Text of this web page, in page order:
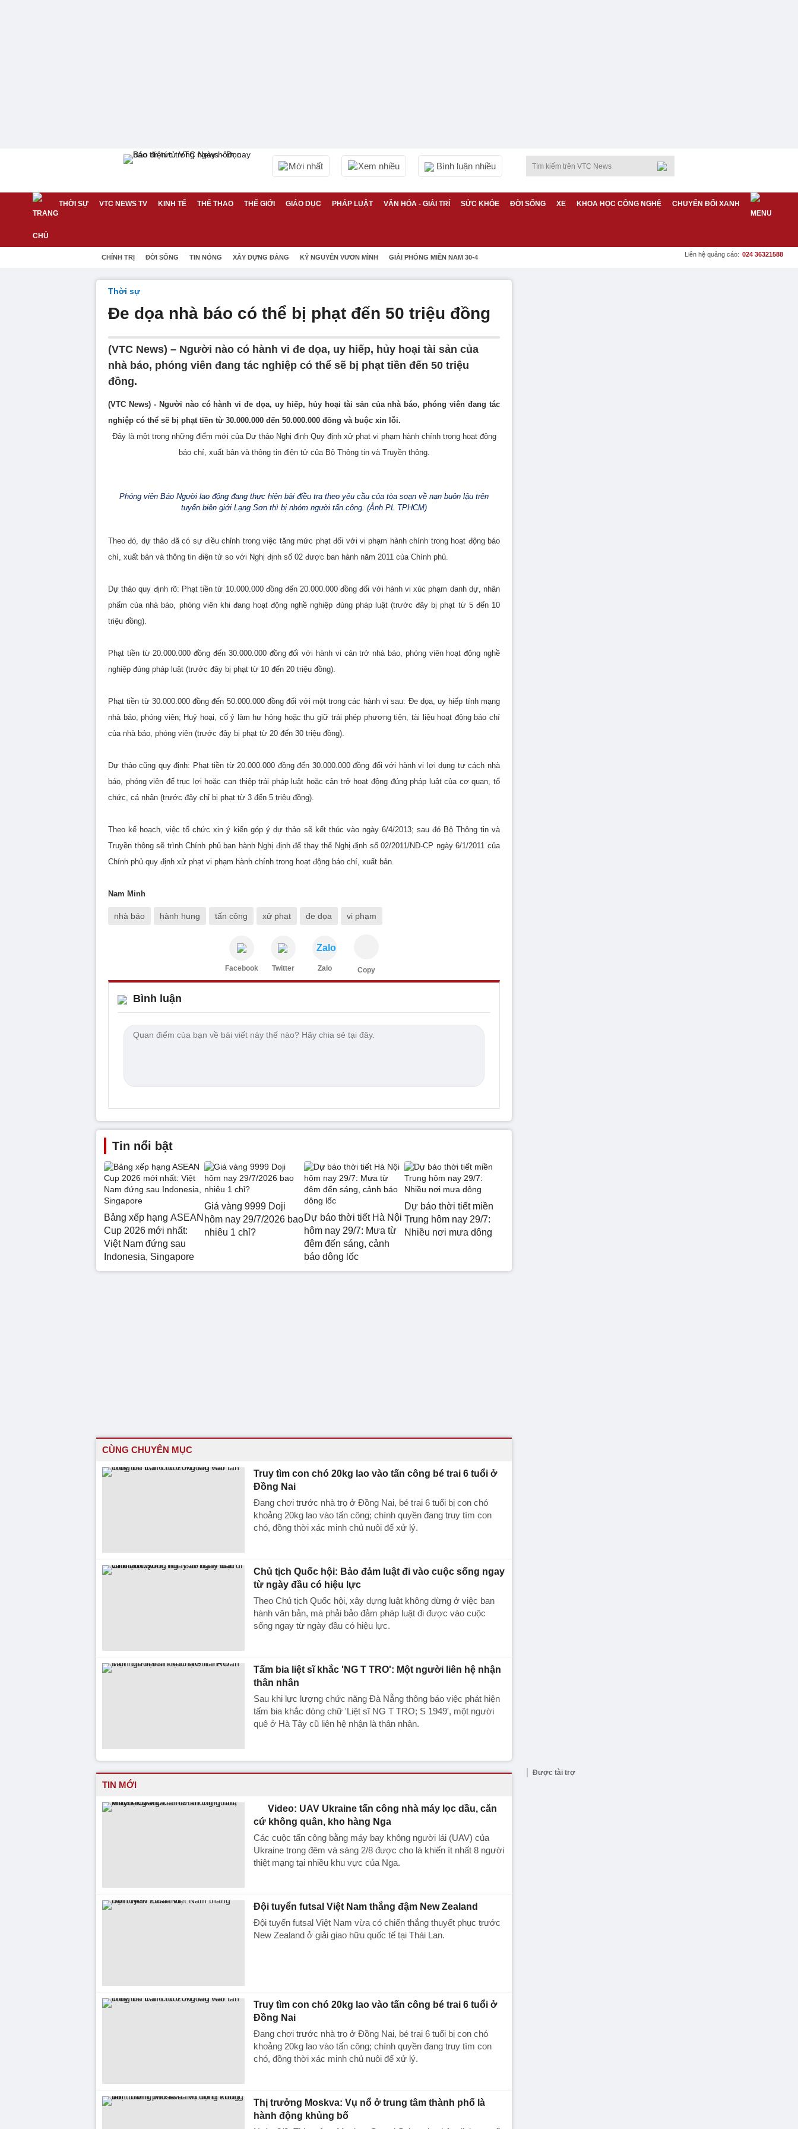
Mới nhất Xem nhiều Bình luận nhiều
THỜI SỰ VTC NEWS TV KINH TẾ THỂ THAO THẾ GIỚI GIÁO DỤC PHÁP LUẬT VĂN HÓA - GIẢI TRÍ SỨC KHỎE ĐỜI SỐNG XE KHOA HỌC CÔNG NGHỆ CHUYỂN ĐỔI XANH
CHÍNH TRỊ ĐỜI SỐNG TIN NÓNG XÂY DỰNG ĐẢNG KỶ NGUYÊN VƯƠN MÌNH GIẢI PHÓNG MIỀN NAM 30-4 Liên hệ quảng cáo: 024 36321588
Thời sự
Đe dọa nhà báo có thể bị phạt đến 50 triệu đồng
(VTC News) – Người nào có hành vi đe dọa, uy hiếp, hủy hoại tài sản của
nhà báo, phóng viên đang tác nghiệp có thể sẽ bị phạt tiền đến 50 triệu
đồng.
(VTC News) - Người nào có hành vi đe dọa, uy hiếp, hủy hoại tài sản của nhà báo, phóng viên đang tác
nghiệp có thể sẽ bị phạt tiền từ 30.000.000 đến 50.000.000 đồng và buộc xin lỗi.
Đây là một trong những điểm mới của Dự thảo Nghị định Quy định xử phạt vi phạm hành chính trong hoạt động
báo chí, xuất bản và thông tin điện tử của Bộ Thông tin và Truyền thông.
Phóng viên Báo Người lao động đang thực hiện bài điều tra theo yêu cầu của tòa soạn về nạn buôn lậu trên
tuyến biên giới Lạng Sơn thì bị nhóm người tấn công. (Ảnh PL TPHCM)
Theo đó, dự thảo đã có sự điều chỉnh trong việc tăng mức phạt đối với vi phạm hành chính trong hoạt động báo
chí, xuất bản và thông tin điện tử so với Nghị định số 02 được ban hành năm 2011 của Chính phủ.
Dự thảo quy định rõ: Phạt tiền từ 10.000.000 đồng đến 20.000.000 đồng đối với hành vi xúc phạm danh dự, nhân
phẩm của nhà báo, phóng viên khi đang hoạt động nghề nghiệp đúng pháp luật (trước đây bị phạt từ 5 đến 10
triệu đồng).
Phạt tiền từ 20.000.000 đồng đến 30.000.000 đồng đối với hành vi cản trở nhà báo, phóng viên hoạt động nghề
nghiệp đúng pháp luật (trước đây bị phạt từ 10 đến 20 triệu đồng).
Phạt tiền từ 30.000.000 đồng đến 50.000.000 đồng đối với một trong các hành vi sau: Đe dọa, uy hiếp tính mạng
nhà báo, phóng viên; Huỷ hoại, cố ý làm hư hỏng hoặc thu giữ trái phép phương tiện, tài liệu hoạt động báo chí
của nhà báo, phóng viên (trước đây bị phạt từ 20 đến 30 triệu đồng).
Dự thảo cũng quy định: Phạt tiền từ 20.000.000 đồng đến 30.000.000 đồng đối với hành vi lợi dụng tư cách nhà
báo, phóng viên để trục lợi hoặc can thiệp trái pháp luật hoặc cản trở hoạt động đúng pháp luật của cơ quan, tổ
chức, cá nhân (trước đây chỉ bị phạt từ 3 đến 5 triệu đồng).
Theo kế hoạch, việc tổ chức xin ý kiến góp ý dự thảo sẽ kết thúc vào ngày 6/4/2013; sau đó Bộ Thông tin và
Truyền thông sẽ trình Chính phủ ban hành Nghị định để thay thế Nghị định số 02/2011/NĐ-CP ngày 6/1/2011 của
Chính phủ quy định xử phạt vi phạm hành chính trong hoạt động báo chí, xuất bản.
Nam Minh
nhà báo hành hung tấn công xử phạt đe dọa vi phạm
Facebook Twitter
Zalo
Zalo Copy
Bình luận
Tin nổi bật
Bảng xếp hạng ASEAN
Cup 2026 mới nhất:
Việt Nam đứng sau
Indonesia, Singapore
Giá vàng 9999 Doji
hôm nay 29/7/2026 bao
nhiêu 1 chỉ?
Dự báo thời tiết Hà Nội
hôm nay 29/7: Mưa từ
đêm đến sáng, cảnh
báo dông lốc
Dự báo thời tiết miền
Trung hôm nay 29/7:
Nhiều nơi mưa dông
CÙNG CHUYÊN MỤC
Truy tìm con chó 20kg lao vào tấn công bé trai 6 tuổi ở
Đồng Nai
Đang chơi trước nhà trọ ở Đồng Nai, bé trai 6 tuổi bị con chó
khoảng 20kg lao vào tấn công; chính quyền đang truy tìm con
chó, đồng thời xác minh chủ nuôi để xử lý.
Chủ tịch Quốc hội: Bảo đảm luật đi vào cuộc sống ngay
từ ngày đầu có hiệu lực
Theo Chủ tịch Quốc hội, xây dựng luật không dừng ở việc ban
hành văn bản, mà phải bảo đảm pháp luật đi được vào cuộc
sống ngay từ ngày đầu có hiệu lực.
Tấm bia liệt sĩ khắc 'NG T TRO': Một người liên hệ nhận
thân nhân
Sau khi lực lượng chức năng Đà Nẵng thông báo việc phát hiện
tấm bia khắc dòng chữ 'Liệt sĩ NG T TRO; S 1949', một người
quê ở Hà Tây cũ liên hệ nhận là thân nhân.
TIN MỚI
Video: UAV Ukraine tấn công nhà máy lọc dầu, căn
cứ không quân, kho hàng Nga
Các cuộc tấn công bằng máy bay không người lái (UAV) của
Ukraine trong đêm và sáng 2/8 được cho là khiến ít nhất 8 người
thiệt mạng tại nhiều khu vực của Nga.
Đội tuyển futsal Việt Nam thắng đậm New Zealand
Đội tuyển futsal Việt Nam vừa có chiến thắng thuyết phục trước
New Zealand ở giải giao hữu quốc tế tại Thái Lan.
Truy tìm con chó 20kg lao vào tấn công bé trai 6 tuổi ở
Đồng Nai
Đang chơi trước nhà trọ ở Đồng Nai, bé trai 6 tuổi bị con chó
khoảng 20kg lao vào tấn công; chính quyền đang truy tìm con
chó, đồng thời xác minh chủ nuôi để xử lý.
Thị trưởng Moskva: Vụ nổ ở trung tâm thành phố là
hành động khủng bố
Được tài trợ